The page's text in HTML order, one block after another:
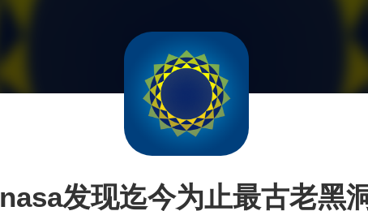
nasa发现迄今为止最古老黑